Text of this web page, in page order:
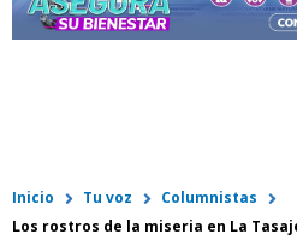
Inicio Tu voz
Columnistas
Los rostros de la miseria en La